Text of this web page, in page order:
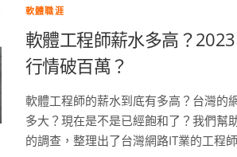
軟體職涯
軟體工程師薪水多高？
行情破百萬？
軟體工程師的薪水到底有多高？台灣的
多大？現在是不是已經飽和了？我們幫
的調查，整理出了台灣網路IT業的工程